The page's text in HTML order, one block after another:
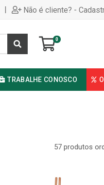
| Não é cliente? -
0
TRABALHE CONOSCO
57 produtos